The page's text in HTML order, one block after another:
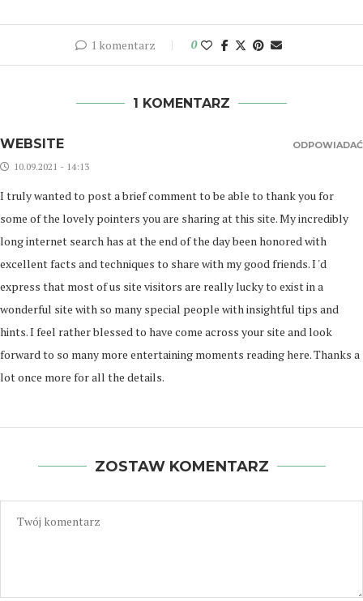
1 komentarz 0
1 KOMENTARZ
WEBSITE
10.09.2021 - 14:13
I truly wanted to post a brief comment to be able to thank you for
some of the lovely pointers you are sharing at this site. My incredibly
long internet search has at the end of the day been honored with
excellent facts and techniques to share with my good friends. I 'd
express that most of us site visitors are really lucky to exist in a
wonderful site with so many special people with insightful tips and
hints. I feel rather blessed to have come across your site and look
forward to so many more entertaining moments reading here. Thanks a
lot once more for all the details.
ODPOWIADAĆ
ZOSTAW KOMENTARZ